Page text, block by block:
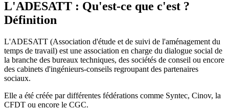
L'ADESATT : Qu'est-ce que c'est ?
Définition
L'ADESATT (Association d'étude et de suivi de l'aménagement du
temps de travail) est une association en charge du dialogue social de
la branche des bureaux techniques, des sociétés de conseil ou encore
des cabinets d'ingénieurs-conseils regroupant des partenaires
sociaux.
Elle a été créée par différentes fédérations comme Syntec, Cinov, la
CFDT ou encore le CGC.